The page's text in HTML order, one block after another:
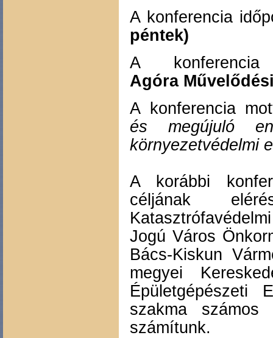
A konferencia
péntek)
A
Agóra
A konferencia
és megújuló
környezetvédelmi
A korábbi
céljának
Jogú Város
Bács-Kiskun
megyei
Épületgépészeti
szakma számos
számítunk.